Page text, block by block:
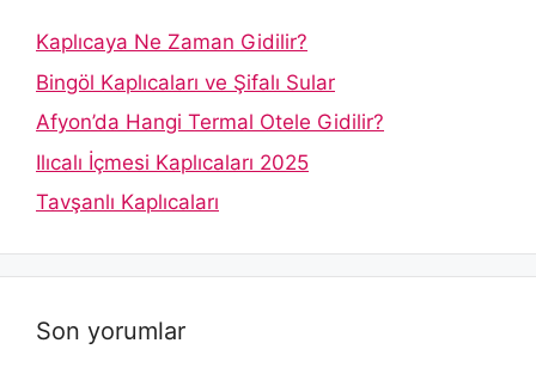
Kaplıcaya Ne Zaman Gidilir?
Bingöl Kaplıcaları ve Şifalı Sular
Afyon’da Hangi Termal Otele Gidilir?
Ilıcalı İçmesi Kaplıcaları 2025
Tavşanlı Kaplıcaları
Son yorumlar